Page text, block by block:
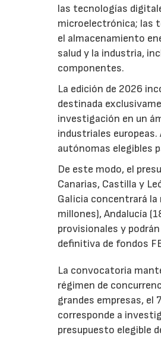
las tecnologías
microelectrónica; las
el almacenamiento
salud y la industria,
componentes.
La edición de 2026
destinada
investigación en un
industriales europeas.
autónomas elegibles
De este modo, el
Canarias, Castilla y
Galicia concentrará la
millones), Andalucía
provisionales y
definitiva de fondos
La convocatoria
régimen de
grandes empresas, el
corresponde a
presupuesto elegible